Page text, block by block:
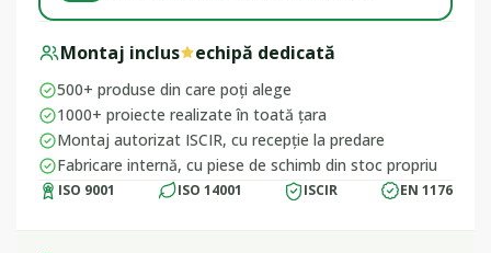
Montaj inclus echipă dedicată
500+ produse din care poți alege
1000+ proiecte realizate în toată țara
Montaj autorizat ISCIR, cu recepție la predare
Fabricare internă, cu piese de schimb din stoc propriu
ISO 9001 ISO 14001 ISCIR EN 1176